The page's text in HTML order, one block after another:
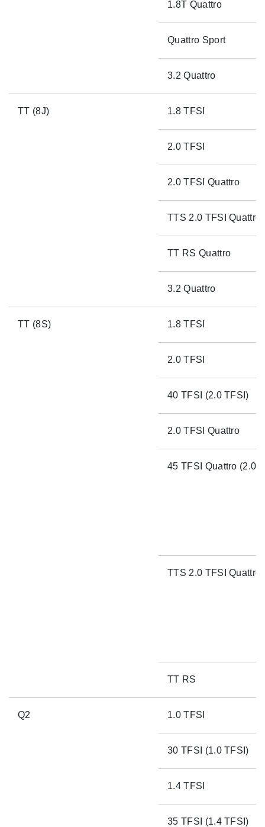
1.8T Quattro
Quattro Sport
3.2 Quattro
TT (8J) 1.8 TFSI
2.0 TFSI
2.0 TFSI Quattro
TTS 2.0 TFSI Quattro
TT RS Quattro
3.2 Quattro
TT (8S) 1.8 TFSI
2.0 TFSI
40 TFSI (2.0 TFSI)
2.0 TFSI Quattro
45 TFSI Quattro (2.0
TTS 2.0 TFSI Quattro
TT RS
Q2 1.0 TFSI
30 TFSI (1.0 TFSI)
1.4 TFSI
35 TFSI (1.4 TFSI)